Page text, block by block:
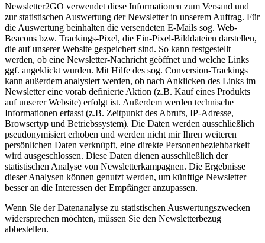
Newsletter2GO verwendet diese Informationen zum Versand und
zur statistischen Auswertung der Newsletter in unserem Auftrag. Für
die Auswertung beinhalten die versendeten E-Mails sog. Web-
Beacons bzw. Trackings-Pixel, die Ein-Pixel-Bilddateien darstellen,
die auf unserer Website gespeichert sind. So kann festgestellt
werden, ob eine Newsletter-Nachricht geöffnet und welche Links
ggf. angeklickt wurden. Mit Hilfe des sog. Conversion-Trackings
kann außerdem analysiert werden, ob nach Anklicken des Links im
Newsletter eine vorab definierte Aktion (z.B. Kauf eines Produkts
auf unserer Website) erfolgt ist. Außerdem werden technische
Informationen erfasst (z.B. Zeitpunkt des Abrufs, IP-Adresse,
Browsertyp und Betriebssystem). Die Daten werden ausschließlich
pseudonymisiert erhoben und werden nicht mir Ihren weiteren
persönlichen Daten verknüpft, eine direkte Personenbeziehbarkeit
wird ausgeschlossen. Diese Daten dienen ausschließlich der
statistischen Analyse von Newsletterkampagnen. Die Ergebnisse
dieser Analysen können genutzt werden, um künftige Newsletter
besser an die Interessen der Empfänger anzupassen.
Wenn Sie der Datenanalyse zu statistischen Auswertungszwecken
widersprechen möchten, müssen Sie den Newsletterbezug
abbestellen.